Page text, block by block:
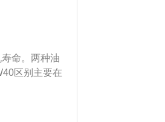
是20，但如
的长效性，
油；需要强
运转时容易
排汽系统的
致了汽油会
以导致气缸
机油混用大
如果把不同
合，降低发
较大，可以
好使用全合
命。两种油
区别主要在
度值，数值
抖动、噪音